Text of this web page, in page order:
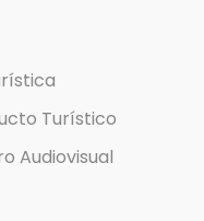
Turístico
Audiovisual